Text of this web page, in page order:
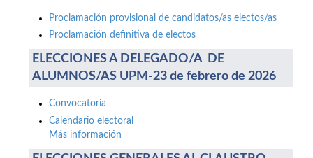
Proclamación provisional de candidatos/as electos/as
Proclamación definitiva de electos
ELECCIONES A DELEGADO/A DE
ALUMNOS/AS UPM-23 de febrero de 2026
Convocatoria
Calendario electoral
Más información